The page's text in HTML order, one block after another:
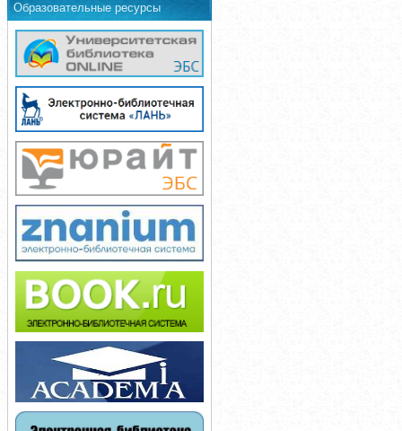
Образовательные ресурсы